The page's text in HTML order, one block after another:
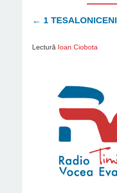
← 1 TESALONICENI
Lectură Ioan Ciobota